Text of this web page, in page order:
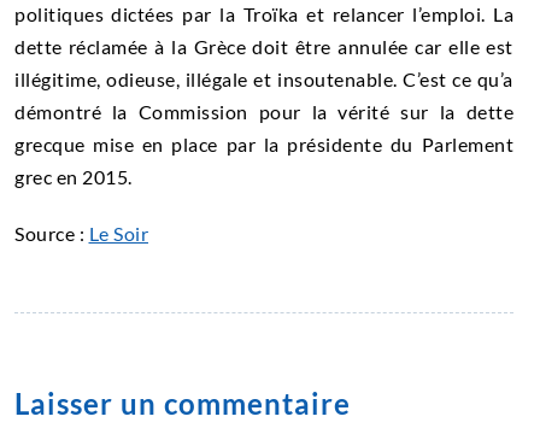
politiques dictées par la Troïka et relancer l’emploi. La
dette réclamée à la Grèce doit être annulée car elle est
illégitime, odieuse, illégale et insoutenable. C’est ce qu’a
démontré la Commission pour la vérité sur la dette
grecque mise en place par la présidente du Parlement
grec en 2015.
Source : Le Soir
Laisser un commentaire